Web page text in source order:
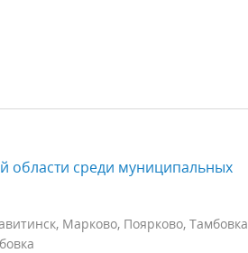
области среди муниципальных
Марково, Поярково, Тамбовка